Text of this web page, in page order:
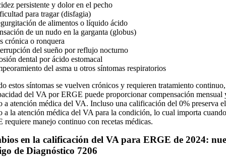
persistente y dolor en el pecho
para tragar (disfagia)
de alimentos o líquido ácido
de un nudo en la garganta (globus)
crónica o ronquera
del sueño por reflujo nocturno
dental por ácido estomacal
del asma u otros síntomas respiratorios
estos síntomas se vuelven crónicos y requieren tratamiento
del VA por ERGE puede proporcionar compensación mensual
a atención médica del VA. Incluso una calificación del 0% preserva el
a la atención médica del VA para la condición, lo cual importa
requiere manejo continuo con recetas médicas.
en la calificación del VA para ERGE de 2024:
de Diagnóstico 7206